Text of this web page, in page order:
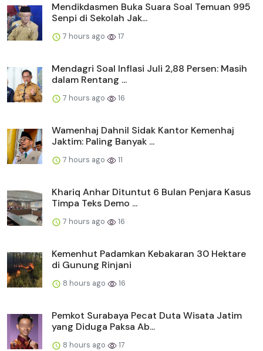
Mendikdasmen Buka Suara Soal Temuan 995
Senpi di Sekolah Jak...
7 hours ago 17
Mendagri Soal Inflasi Juli 2,88 Persen: Masih
dalam Rentang ...
7 hours ago 16
Wamenhaj Dahnil Sidak Kantor Kemenhaj
Jaktim: Paling Banyak ...
7 hours ago 11
Khariq Anhar Dituntut 6 Bulan Penjara Kasus
Timpa Teks Demo ...
7 hours ago 16
Kemenhut Padamkan Kebakaran 30 Hektare
di Gunung Rinjani
8 hours ago 16
Pemkot Surabaya Pecat Duta Wisata Jatim
yang Diduga Paksa Ab...
8 hours ago 17